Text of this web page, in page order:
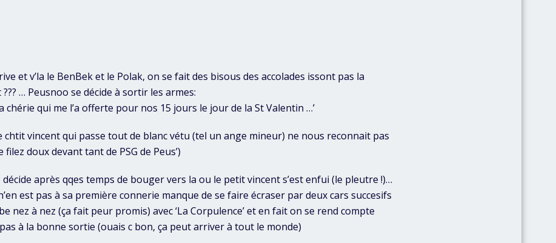
et v’la le BenBek et le Polak, on se fait des bisous des accolades issont pas la
… Peusnoo se décide à sortir les armes:
chérie qui me l’a offerte pour nos 15 jours le jour de la St Valentin …’
chtit vincent qui passe tout de blanc vétu (tel un ange mineur) ne nous reconnait pas
doux devant tant de PSG de Peus’)
décide après qqes temps de bouger vers la ou le petit vincent s’est enfui (le pleutre !)…
est pas à sa première connerie manque de se faire écraser par deux cars succesifs
nez à nez (ça fait peur promis) avec ‘La Corpulence’ et en fait on se rend compte
à la bonne sortie (ouais c bon, ça peut arriver à tout le monde)